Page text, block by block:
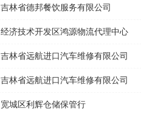
吉林省德邦餐饮服务有限公司
经济技术开发区鸿源物流代理中心
吉林省远航进口汽车维修有限公司
吉林省远航进口汽车维修有限公司
宽城区利辉仓储保管行